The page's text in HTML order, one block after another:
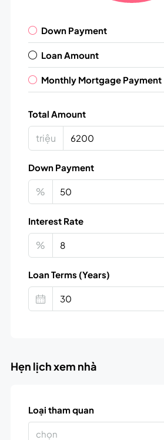
Down Payment
Loan Amount
Monthly Mortgage Payment
Total Amount
triệu
Down Payment
%
Interest Rate
%
Loan Terms (Years)
Hẹn lịch xem nhà
Loại tham quan
chọn